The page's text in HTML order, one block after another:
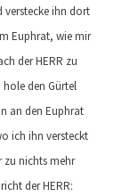
verstecke ihn dort
Euphrat, wie mir
der HERR zu
den Gürtel
an den Euphrat
ich ihn versteckt
zu nichts mehr
der HERR: